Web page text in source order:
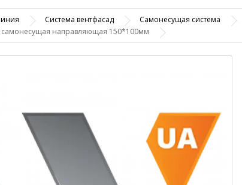
Система вентфасад Самонесущая система
направляющая 150*100мм